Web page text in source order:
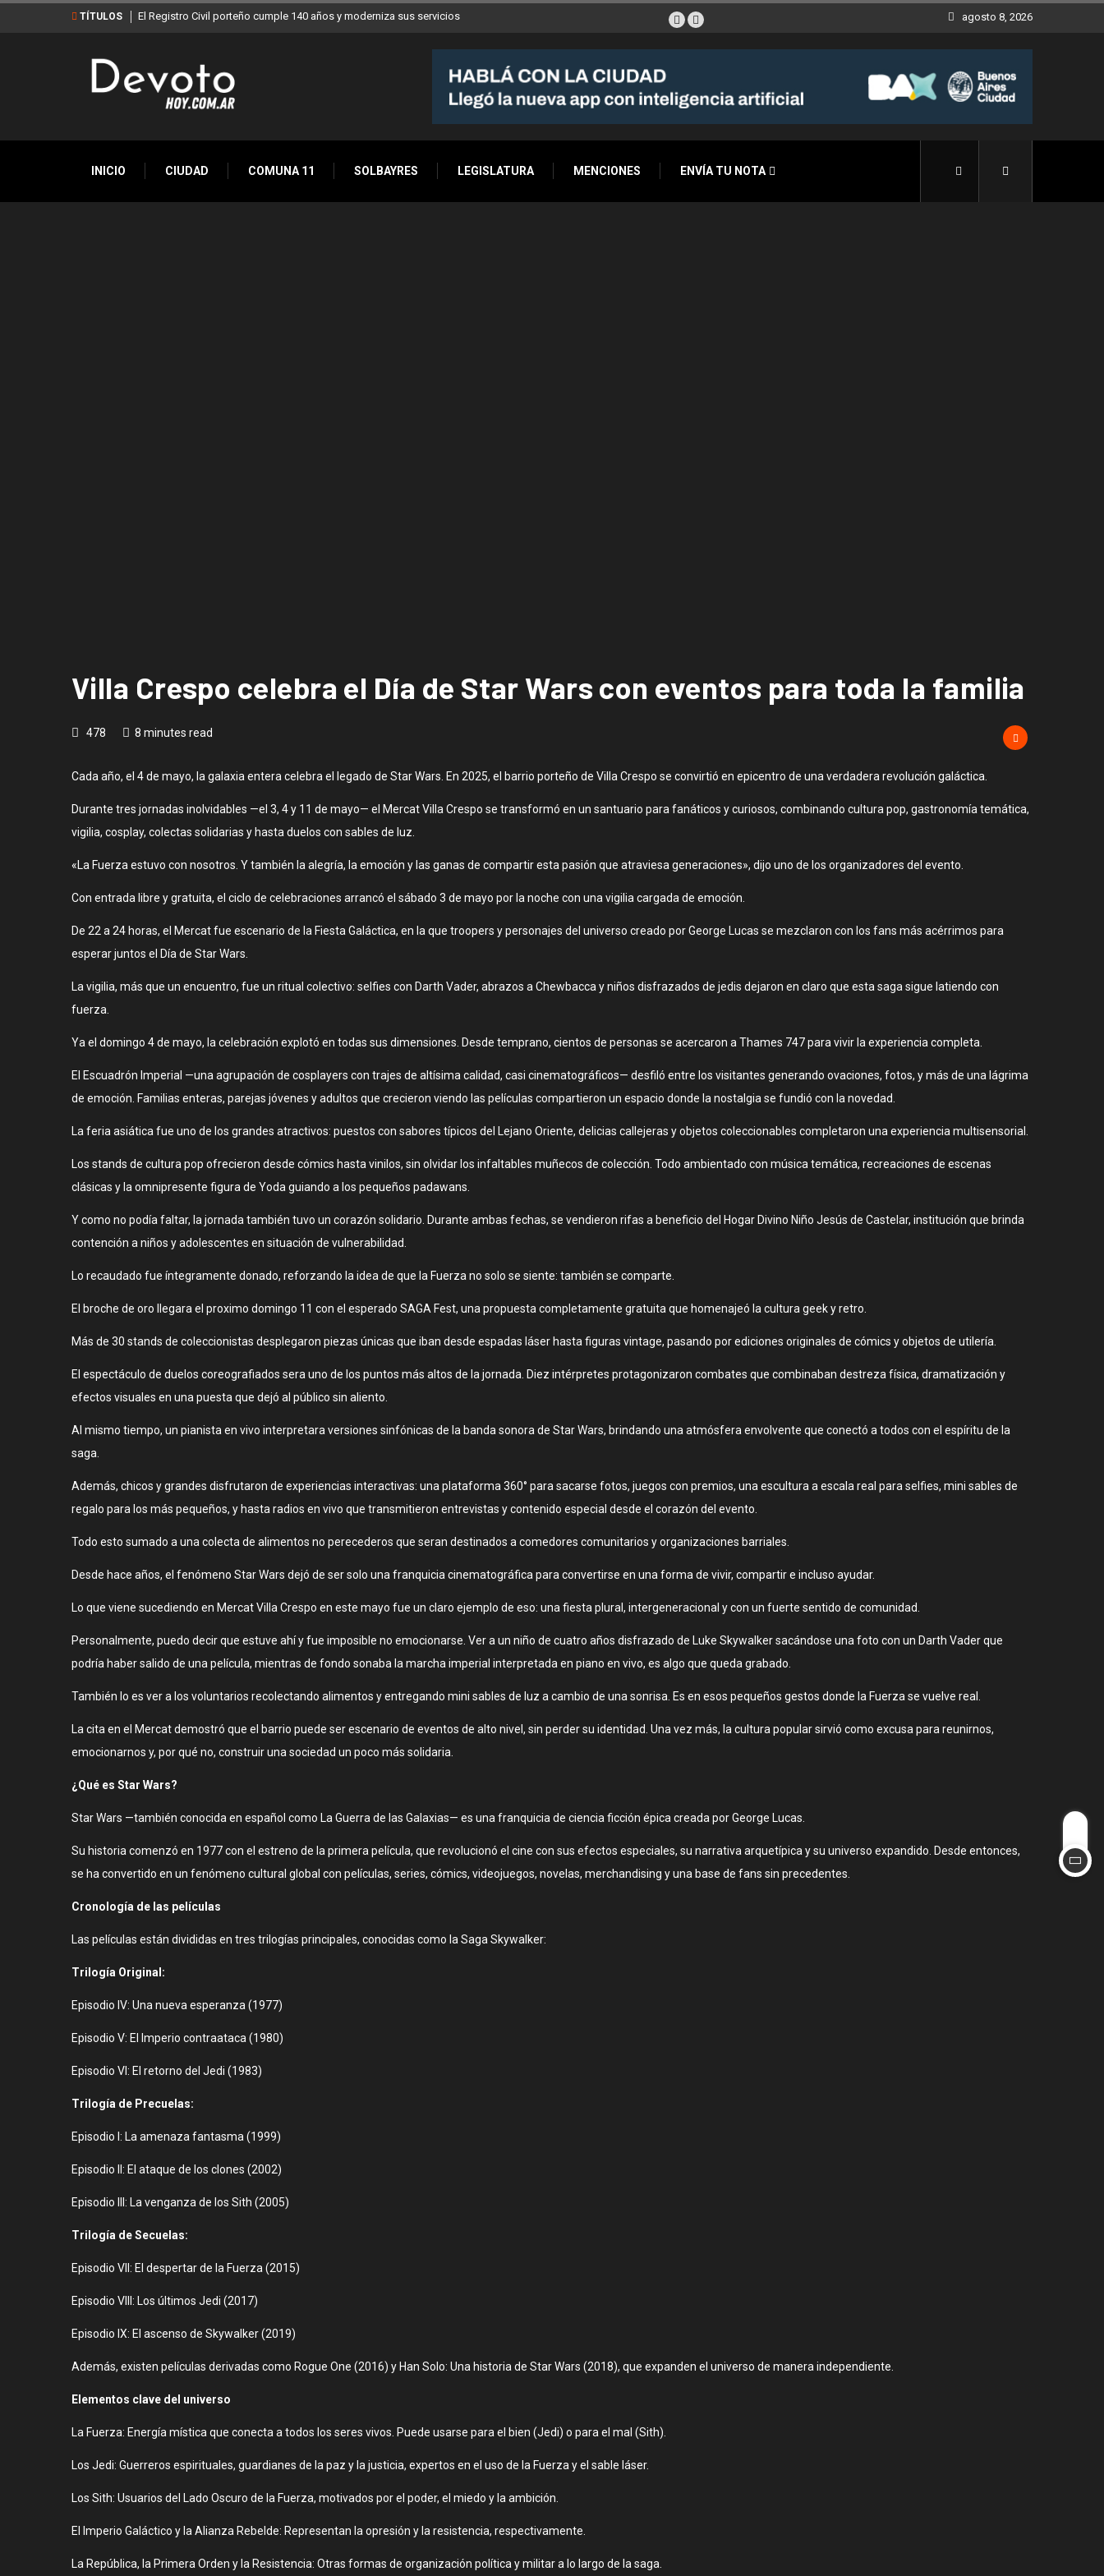
TÍTULOS El Registro Civil porteño cumple 140 años y moderniza sus servicios agosto 8, 2026
INICIO CIUDAD COMUNA 11 SOLBAYRES LEGISLATURA MENCIONES ENVÍA TU NOTA
Villa Crespo celebra el Día de Star Wars con eventos para toda la familia
478 8 minutes read
Cada año, el 4 de mayo, la galaxia entera celebra el legado de Star Wars. En 2025, el barrio porteño de Villa Crespo se convirtió en epicentro de una verdadera revolución galáctica.
Durante tres jornadas inolvidables —el 3, 4 y 11 de mayo— el Mercat Villa Crespo se transformó en un santuario para fanáticos y curiosos, combinando cultura pop, gastronomía temática,
vigilia, cosplay, colectas solidarias y hasta duelos con sables de luz.
«La Fuerza estuvo con nosotros. Y también la alegría, la emoción y las ganas de compartir esta pasión que atraviesa generaciones», dijo uno de los organizadores del evento.
Con entrada libre y gratuita, el ciclo de celebraciones arrancó el sábado 3 de mayo por la noche con una vigilia cargada de emoción.
De 22 a 24 horas, el Mercat fue escenario de la Fiesta Galáctica, en la que troopers y personajes del universo creado por George Lucas se mezclaron con los fans más acérrimos para
esperar juntos el Día de Star Wars.
La vigilia, más que un encuentro, fue un ritual colectivo: selfies con Darth Vader, abrazos a Chewbacca y niños disfrazados de jedis dejaron en claro que esta saga sigue latiendo con
fuerza.
Ya el domingo 4 de mayo, la celebración explotó en todas sus dimensiones. Desde temprano, cientos de personas se acercaron a Thames 747 para vivir la experiencia completa.
El Escuadrón Imperial —una agrupación de cosplayers con trajes de altísima calidad, casi cinematográficos— desfiló entre los visitantes generando ovaciones, fotos, y más de una lágrima
de emoción. Familias enteras, parejas jóvenes y adultos que crecieron viendo las películas compartieron un espacio donde la nostalgia se fundió con la novedad.
La feria asiática fue uno de los grandes atractivos: puestos con sabores típicos del Lejano Oriente, delicias callejeras y objetos coleccionables completaron una experiencia multisensorial.
Los stands de cultura pop ofrecieron desde cómics hasta vinilos, sin olvidar los infaltables muñecos de colección. Todo ambientado con música temática, recreaciones de escenas
clásicas y la omnipresente figura de Yoda guiando a los pequeños padawans.
Y como no podía faltar, la jornada también tuvo un corazón solidario. Durante ambas fechas, se vendieron rifas a beneficio del Hogar Divino Niño Jesús de Castelar, institución que brinda
contención a niños y adolescentes en situación de vulnerabilidad.
Lo recaudado fue íntegramente donado, reforzando la idea de que la Fuerza no solo se siente: también se comparte.
El broche de oro llegara el proximo domingo 11 con el esperado SAGA Fest, una propuesta completamente gratuita que homenajeó la cultura geek y retro.
Más de 30 stands de coleccionistas desplegaron piezas únicas que iban desde espadas láser hasta figuras vintage, pasando por ediciones originales de cómics y objetos de utilería.
El espectáculo de duelos coreografiados sera uno de los puntos más altos de la jornada. Diez intérpretes protagonizaron combates que combinaban destreza física, dramatización y
efectos visuales en una puesta que dejó al público sin aliento.
Al mismo tiempo, un pianista en vivo interpretara versiones sinfónicas de la banda sonora de Star Wars, brindando una atmósfera envolvente que conectó a todos con el espíritu de la
saga.
Además, chicos y grandes disfrutaron de experiencias interactivas: una plataforma 360° para sacarse fotos, juegos con premios, una escultura a escala real para selfies, mini sables de
regalo para los más pequeños, y hasta radios en vivo que transmitieron entrevistas y contenido especial desde el corazón del evento.
Todo esto sumado a una colecta de alimentos no perecederos que seran destinados a comedores comunitarios y organizaciones barriales.
Desde hace años, el fenómeno Star Wars dejó de ser solo una franquicia cinematográfica para convertirse en una forma de vivir, compartir e incluso ayudar.
Lo que viene sucediendo en Mercat Villa Crespo en este mayo fue un claro ejemplo de eso: una fiesta plural, intergeneracional y con un fuerte sentido de comunidad.
Personalmente, puedo decir que estuve ahí y fue imposible no emocionarse. Ver a un niño de cuatro años disfrazado de Luke Skywalker sacándose una foto con un Darth Vader que
podría haber salido de una película, mientras de fondo sonaba la marcha imperial interpretada en piano en vivo, es algo que queda grabado.
También lo es ver a los voluntarios recolectando alimentos y entregando mini sables de luz a cambio de una sonrisa. Es en esos pequeños gestos donde la Fuerza se vuelve real.
La cita en el Mercat demostró que el barrio puede ser escenario de eventos de alto nivel, sin perder su identidad. Una vez más, la cultura popular sirvió como excusa para reunirnos,
emocionarnos y, por qué no, construir una sociedad un poco más solidaria.
¿Qué es Star Wars?
Star Wars —también conocida en español como La Guerra de las Galaxias— es una franquicia de ciencia ficción épica creada por George Lucas.
Su historia comenzó en 1977 con el estreno de la primera película, que revolucionó el cine con sus efectos especiales, su narrativa arquetípica y su universo expandido. Desde entonces,
se ha convertido en un fenómeno cultural global con películas, series, cómics, videojuegos, novelas, merchandising y una base de fans sin precedentes.
Cronología de las películas
Las películas están divididas en tres trilogías principales, conocidas como la Saga Skywalker:
Trilogía Original:
Episodio IV: Una nueva esperanza (1977)
Episodio V: El Imperio contraataca (1980)
Episodio VI: El retorno del Jedi (1983)
Trilogía de Precuelas:
Episodio I: La amenaza fantasma (1999)
Episodio II: El ataque de los clones (2002)
Episodio III: La venganza de los Sith (2005)
Trilogía de Secuelas:
Episodio VII: El despertar de la Fuerza (2015)
Episodio VIII: Los últimos Jedi (2017)
Episodio IX: El ascenso de Skywalker (2019)
Además, existen películas derivadas como Rogue One (2016) y Han Solo: Una historia de Star Wars (2018), que expanden el universo de manera independiente.
Elementos clave del universo
La Fuerza: Energía mística que conecta a todos los seres vivos. Puede usarse para el bien (Jedi) o para el mal (Sith).
Los Jedi: Guerreros espirituales, guardianes de la paz y la justicia, expertos en el uso de la Fuerza y el sable láser.
Los Sith: Usuarios del Lado Oscuro de la Fuerza, motivados por el poder, el miedo y la ambición.
El Imperio Galáctico y la Alianza Rebelde: Representan la opresión y la resistencia, respectivamente.
La República, la Primera Orden y la Resistencia: Otras formas de organización política y militar a lo largo de la saga.